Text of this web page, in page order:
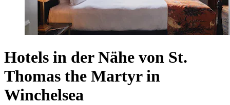
Hotels in der Nähe von St.
Thomas the Martyr in
Winchelsea